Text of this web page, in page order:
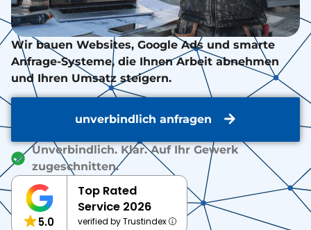
Wir bauen Websites, Google Ads und smarte
Anfrage-Systeme, die Ihnen Arbeit abnehmen
und Ihren Umsatz steigern.
unverbindlich anfragen
Unverbindlich. Klar. Auf Ihr Gewerk
zugeschnitten.
5.0
Top Rated
Service 2026
verified by Trustindex